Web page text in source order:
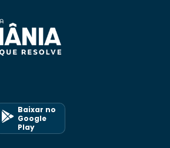
Baixar no
Google
Play